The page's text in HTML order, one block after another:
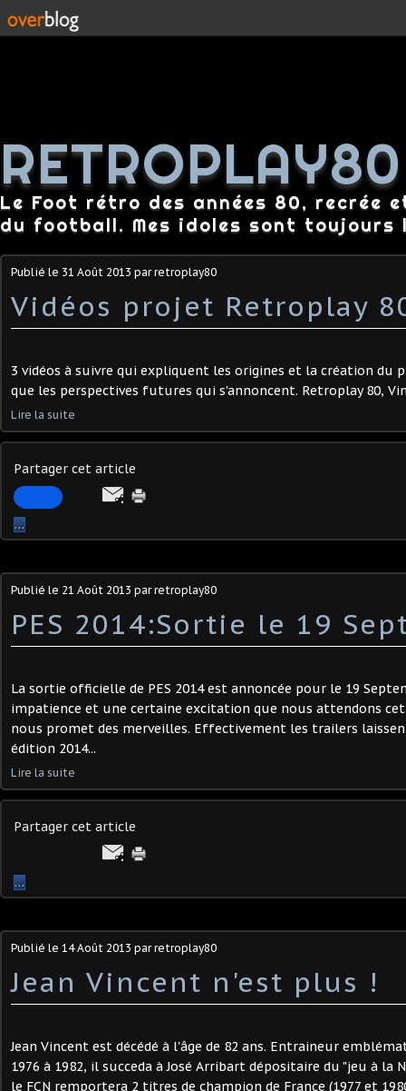
RETROPLAY80
Le Foot rétro des années 80, recrée
du football. Mes idoles sont toujours
Publié le 31 Août 2013 par retroplay80
Vidéos projet Retroplay
3 vidéos à suivre qui expliquent les origines et la création du
que les perspectives futures qui s'annoncent. Retroplay 80,
Lire la suite
Partager cet article
…
Publié le 21 Août 2013 par retroplay80
PES 2014:Sortie le 19
La sortie officielle de PES 2014 est annoncée pour le 19
impatience et une certaine excitation que nous attendons
nous promet des merveilles. Effectivement les trailers
édition 2014...
Lire la suite
Partager cet article
…
Publié le 14 Août 2013 par retroplay80
Jean Vincent n'est plus !
Jean Vincent est décédé à l'âge de 82 ans. Entraineur
1976 à 1982, il succeda à José Arribart dépositaire du "jeu à la
le FCN remportera 2 titres de champion de France (1977 et